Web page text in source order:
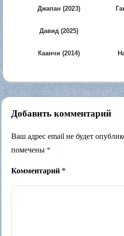
Джапан (2023)
Давид (2025)
Каанчи (2014)
Добавить комментарий
Ваш адрес email не будет
помечены *
Комментарий *